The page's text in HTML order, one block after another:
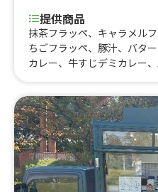
提供商品
抹茶フラッペ、キャラメル
ちごフラッペ、豚汁、バタ
カレー、牛すじデミカレー
加、タンドリーチキン、ジ
ー、ビール、レモンサワー
ド、サンドイッチ、ジェラ